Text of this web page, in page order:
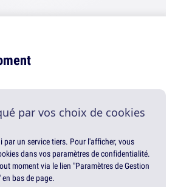
par vos choix de cookies
par un service tiers. Pour l'afficher, vous
dans vos paramètres de confidentialité.
moment via le lien "Paramètres de Gestion
bas de page.